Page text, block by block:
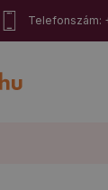
Telefonszám: